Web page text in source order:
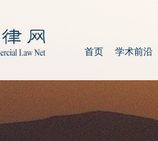
首页 学术前沿